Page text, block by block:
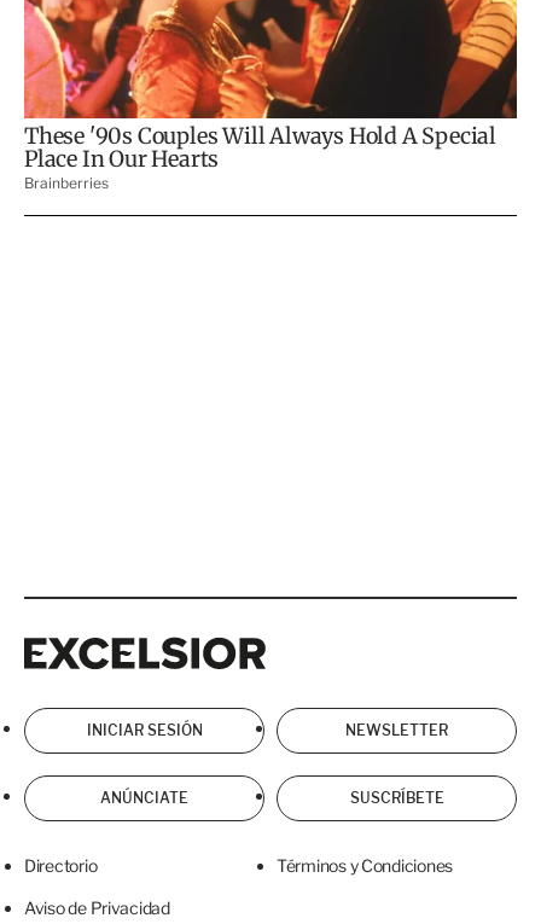
INICIAR SESIÓN NEWSLETTER
ANÚNCIATE SUSCRÍBETE
Directorio Términos y Condiciones
Aviso de Privacidad